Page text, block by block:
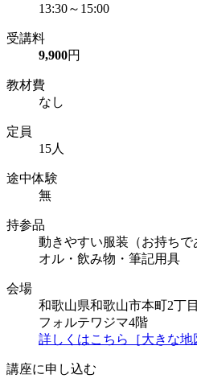
13:30～15:00
受講料
9,900円
教材費
なし
定員
15人
途中体験
無
持参品
動きやすい服装（お持ち
オル・飲み物・筆記用具
会場
和歌山県和歌山市本町2丁
フォルテワジマ4階
詳しくはこちら［大きな地
講座に申し込む